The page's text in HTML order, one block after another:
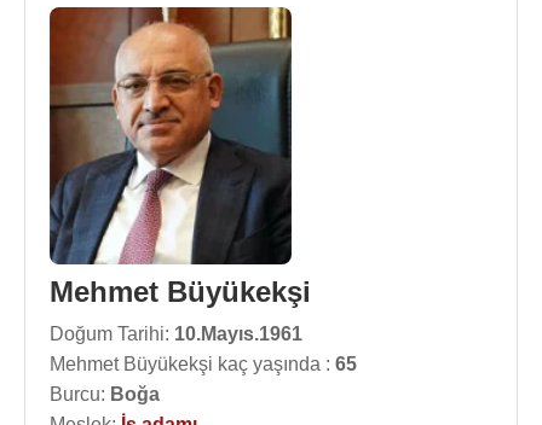
Mehmet Büyükekşi
Doğum Tarihi: 10.Mayıs.1961
Mehmet Büyükekşi kaç yaşında : 65
Burcu: Boğa